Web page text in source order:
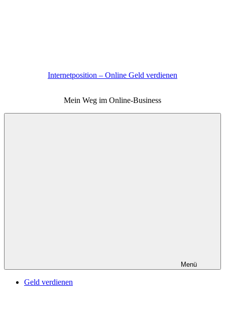
Internetposition – Online Geld verdienen
Mein Weg im Online-Business
Menü
Geld verdienen